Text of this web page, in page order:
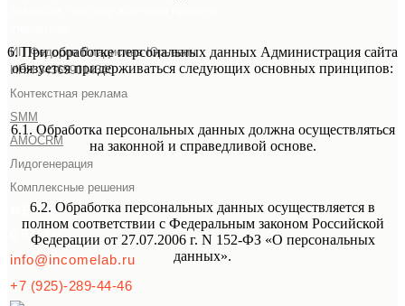
ИП Федоров Владислав Юрьевич
ИНН 343659014340
Контекстная реклама
SMM
AMOCRM
Лидогенерация
Комплексные решения
МЕНЮ
СВЯЗЬ
info@incomelab.ru
+7 (925)-289-44-46
6. При обработке персональных данных Администрация сайта
обязуется придерживаться следующих основных принципов:
6.1. Обработка персональных данных должна осуществляться
на законной и справедливой основе.
6.2. Обработка персональных данных осуществляется в
полном соответствии с Федеральным законом Российской
Федерации от 27.07.2006 г. N 152-ФЗ «О персональных
данных».